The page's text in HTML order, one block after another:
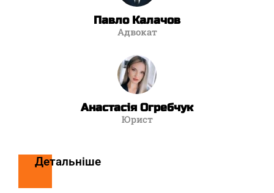
Павло Калачов
Адвокат
Анастасія Огребчук
Юрист
Детальніше